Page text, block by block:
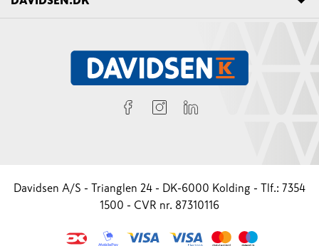
Davidsen A/S - Trianglen 24 - DK-6000 Kolding - Tlf.: 7354
1500 - CVR nr. 87310116